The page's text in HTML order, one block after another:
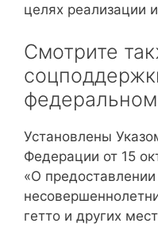
целях реализации
Смотрите
Установлены
Федерации от 15
«О
гетто и других